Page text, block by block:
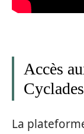
Accès
Cyclades
La